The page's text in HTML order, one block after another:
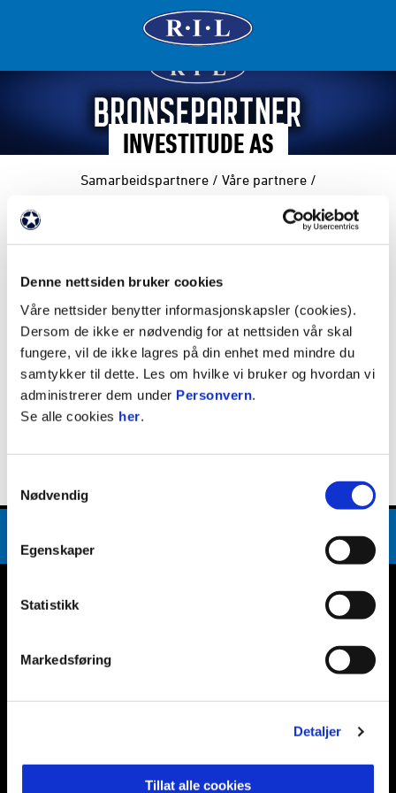
Denne nettsiden bruker cookies
Våre nettsider benytter informasjonskapsler (cookies).
Dersom de ikke er nødvendig for at nettsiden vår skal
fungere, vil de ikke lagres på din enhet med mindre du
samtykker til dette. Les om hvilke vi bruker og hvordan vi
administrerer dem under Personvern.
Se alle cookies her.
Nødvendig
Egenskaper
Statistikk
Markedsføring
Detaljer
Tillat alle cookies
INVESTITUDE AS
Samarbeidspartnere / Våre partnere /
FAKTA
E-post Kontakt oss
Facebook Twitter
Snapchat
Abonner på nyhetsbrev fra Ranheim